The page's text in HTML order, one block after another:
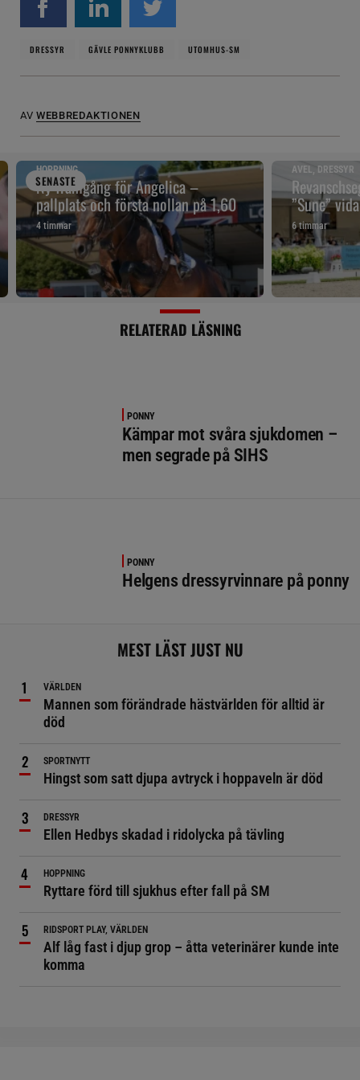
DRESSYR GÄVLE PONNYKLUBB UTOMHUS-SM
AV WEBBREDAKTIONEN
SENASTE
HOPPNING
Ny framgång för Angelica –
pallplats och första nollan på 1,60
4 timmar
AVEL, DRESSYR
”Sune”
6 timmar
RELATERAD LÄSNING
PONNY
Kämpar mot svåra sjukdomen –
men segrade på SIHS
PONNY
Helgens dressyrvinnare på ponny
MEST LÄST JUST NU
VÄRLDEN
Mannen som förändrade hästvärlden för alltid är
död
SPORTNYTT
Hingst som satt djupa avtryck i hoppaveln är död
DRESSYR
Ellen Hedbys skadad i ridolycka på tävling
HOPPNING
Ryttare förd till sjukhus efter fall på SM
RIDSPORT PLAY, VÄRLDEN
Alf låg fast i djup grop – åtta veterinärer kunde inte
komma